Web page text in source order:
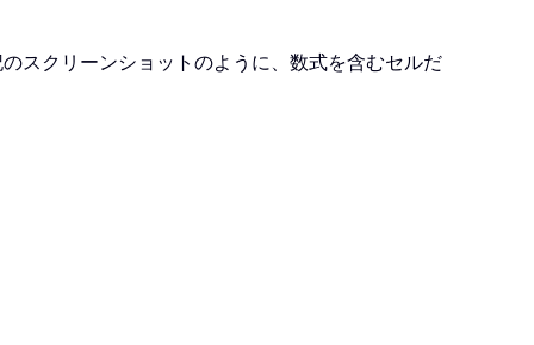
スクリーンショットのように、数式を含むセルだ